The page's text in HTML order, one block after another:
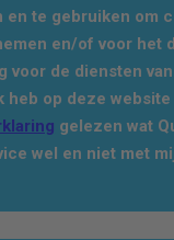
en te gebruiken om
en/of voor het
voor de diensten
heb op deze website
gelezen wat
wel en niet met